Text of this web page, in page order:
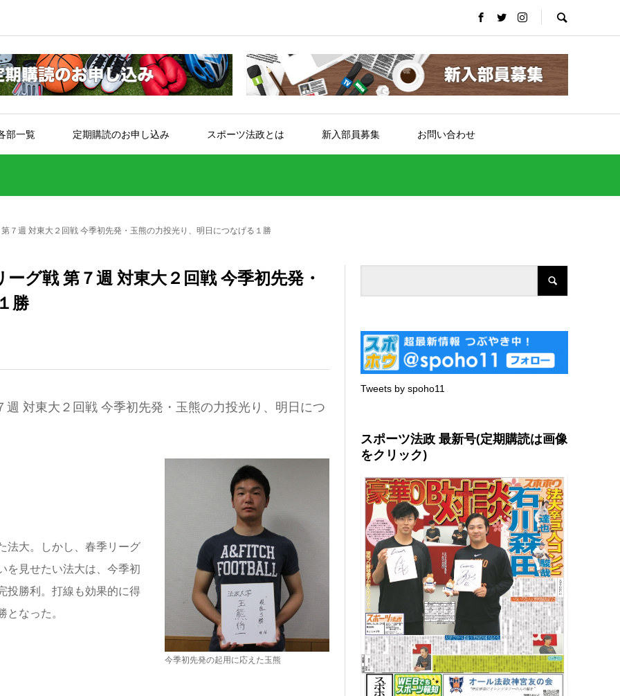
部一覧 定期購読のお申し込み スポーツ法政とは 新入部員募集 お問い合わせ
７週 対東大２回戦 今季初先発・玉熊の力投光り、明日につなげる１勝
グ戦 第７週 対東大２回戦 今季初先発・
勝
対東大２回戦 今季初先発・玉熊の力投光り、明日につ
法大。しかし、春季リーグ
を見せたい法大は、今季初
投勝利。打線も効果的に得
なった。
今季初先発の起用に応えた玉熊
Tweets by spoho11
スポーツ法政 最新号(定期購読は画像
をクリック)